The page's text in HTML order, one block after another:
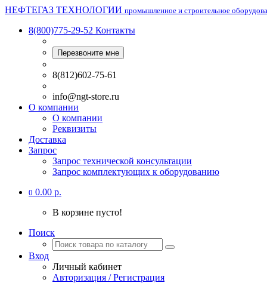
НЕФТЕГАЗ ТЕХНОЛОГИИ промышленное и строительное
8(800)775-29-52 Контакты
Перезвоните мне
8(812)602-75-61
info@ngt-store.ru
О компании
О компании
Реквизиты
Доставка
Запрос
Запрос технической консультации
Запрос комплектующих к оборудованию
0 0.00 р.
В корзине пусто!
Поиск
Вход
Личный кабинет
Авторизация / Регистрация